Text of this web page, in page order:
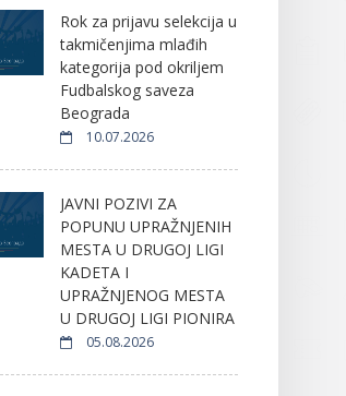
Rok za prijavu selekcija u
takmičenjima mlađih
kategorija pod okriljem
Fudbalskog saveza
Beograda
10.07.2026
JAVNI POZIVI ZA
POPUNU UPRAŽNJENIH
MESTA U DRUGOJ LIGI
KADETA I
UPRAŽNJENOG MESTA
U DRUGOJ LIGI PIONIRA
05.08.2026